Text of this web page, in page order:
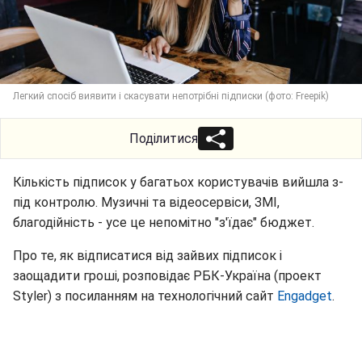
Легкий спосіб виявити і скасувати непотрібні підписки (фото: Freepik)
Поділитися
Кількість підписок у багатьох користувачів вийшла з-
під контролю. Музичні та відеосервіси, ЗМІ,
благодійність - усе це непомітно "з'їдає" бюджет.
Про те, як відписатися від зайвих підписок і
заощадити гроші, розповідає РБК-Україна (проект
Styler) з посиланням на технологічний сайт Engadget.